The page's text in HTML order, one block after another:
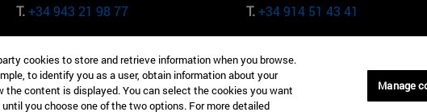
T.+34 943 21 98 77
T.+34 914 51 43 41
165 W 57th St 10019-2201 Nueva York
EE.UU
Maria-Theresia-Straße 15
Múnich Alemania
cookies to store and retrieve information when you browse.
to identify you as a user, obtain information about your
content is displayed. You can select the cookies you want
you choose one of the two options. For more detailed
Manage